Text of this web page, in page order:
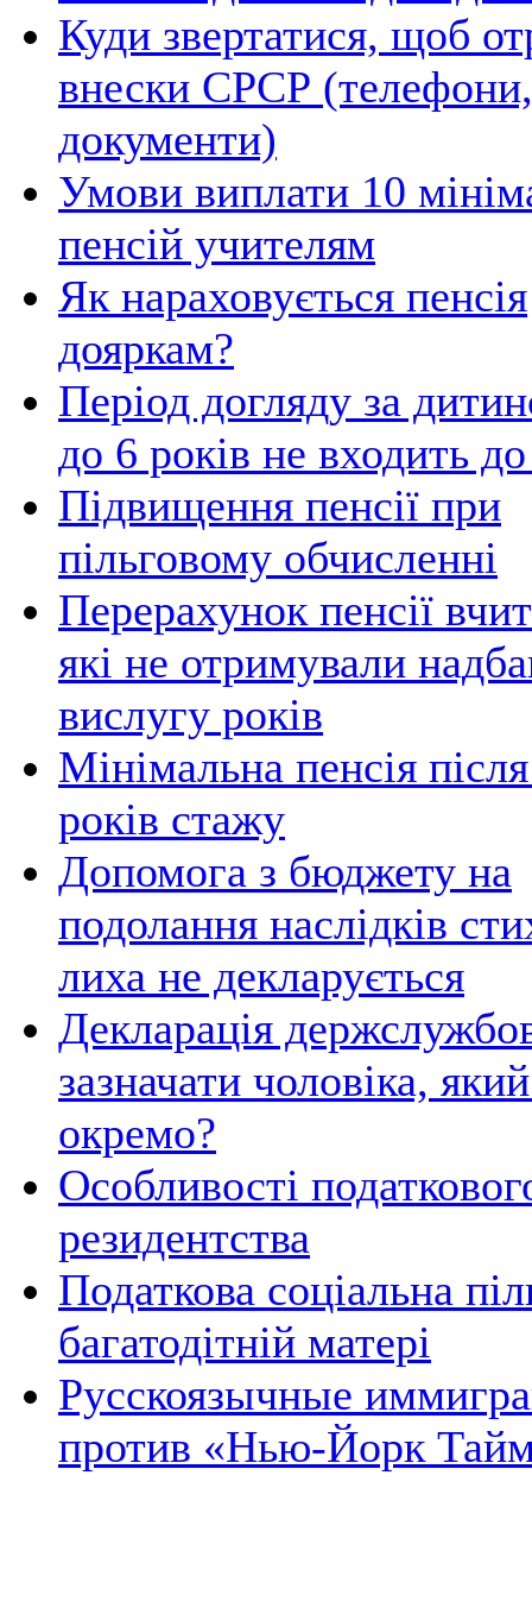
Куди звертатися, щоб
внески СРСР
документи)
Умови виплати 10
пенсій учителям
Як нараховується пенсія
дояркам?
Період догляду за
до 6 років не входить
Підвищення пенсії при
пільговому обчисленні
Перерахунок пенсії
які не отримували
вислугу років
Мінімальна пенсія
років стажу
Допомога з бюджету на
подолання наслідків
лиха не декларується
Декларація
зазначати чоловіка,
окремо?
Особливості
резидентства
Податкова соціальна
багатодітній матері
Русскоязычные
против «Нью-Йорк